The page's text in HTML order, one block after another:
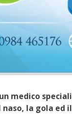
medico
naso, la gola ed